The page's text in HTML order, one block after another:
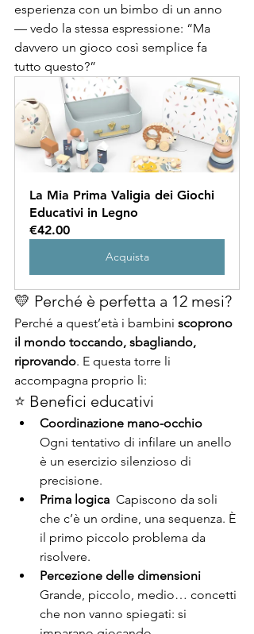
esperienza con un bimbo di un anno
— vedo la stessa espressione: “Ma
davvero un gioco così semplice fa
tutto questo?”
La Mia Prima Valigia dei Giochi
Educativi in Legno
€42.00
Acquista
💛 Perché è perfetta a 12 mesi?
Perché a quest’età i bambini scoprono
il mondo toccando, sbagliando,
riprovando. E questa torre li
accompagna proprio lì:
⭐ Benefici educativi
Coordinazione mano-occhio
Ogni tentativo di infilare un anello
è un esercizio silenzioso di
precisione.
Prima logica Capiscono da soli
che c’è un ordine, una sequenza. È
il primo piccolo problema da
risolvere.
Percezione delle dimensioni
Grande, piccolo, medio… concetti
che non vanno spiegati: si